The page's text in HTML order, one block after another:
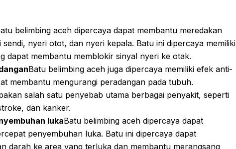
belimbing aceh dipercaya dapat membantu meredakan
nyeri otot, dan nyeri kepala. Batu ini dipercaya memiliki
dapat membantu memblokir sinyal nyeri ke otak.
Batu belimbing aceh juga dipercaya memiliki efek anti-
membantu mengurangi peradangan pada tubuh.
salah satu penyebab utama berbagai penyakit, seperti
dan kanker.
lukaBatu belimbing aceh dipercaya dapat
penyembuhan luka. Batu ini dipercaya dapat
darah ke area yang terluka dan membantu merangsang